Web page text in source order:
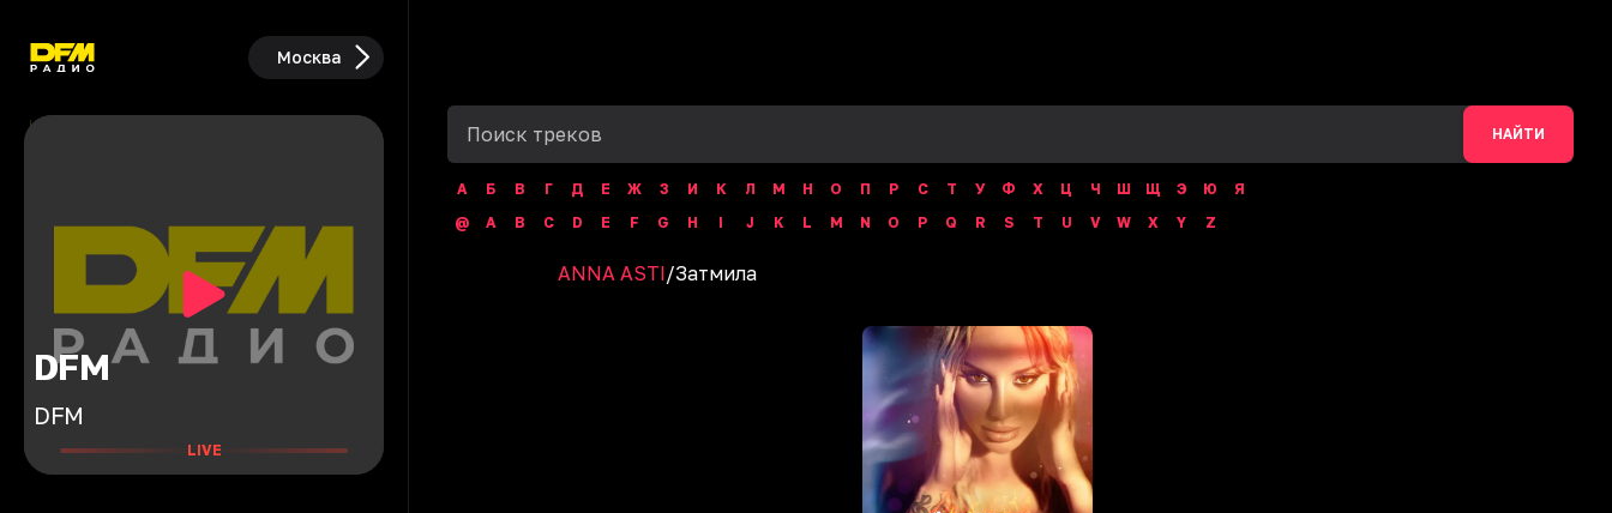
Москва
DFM
DFM
LIVE
НАЙТИ
А Б В Г Д Е Ж З И К Л М Н О П Р С Т У Ф Х Ц Ч Ш Щ Э Ю
Я
@
A B C D E F G H I J K L M N O P Q R S T U V W X Y Z
ANNA ASTI/Затмила